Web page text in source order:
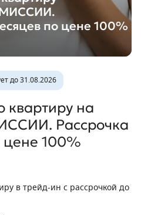
по цене 100%
до 31.08.2026
квартиру на
Рассрочка
100%
в трейд-ин с рассрочкой до